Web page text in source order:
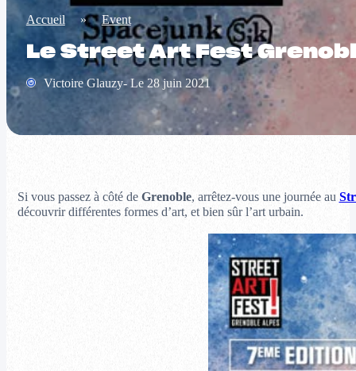
Accueil » Event
Le Street Art Fest
Victoire Glauzy- Le 28 juin 2021
Si vous passez à côté de Grenoble, arrêtez-vous une journée au
découvrir différentes formes d’art, et bien sûr l’art urbain.